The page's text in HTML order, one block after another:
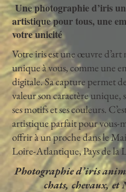
Une photographie d’iris
artistique pour tous, une
votre unicité
Votre iris est une œuvre d’art
unique à vous, comme une
digitale. Sa capture permet
valeur son caractère unique,
ses motifs et ses couleurs.
artistique parfait pour vous-
offrir à un proche dans le
Loire-Atlantique, Pays de la
Photographie d’iris
chats, chevaux, et